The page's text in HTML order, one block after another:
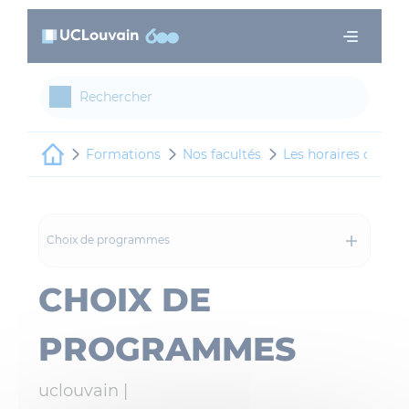
Panneau de gestion des cookies
Formations Nos facultés Les horaires de
Choix de programmes
CHOIX DE
PROGRAMMES
uclouvain |